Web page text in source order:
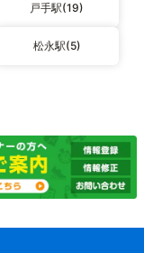
戸手駅(19)
松永駅(5)